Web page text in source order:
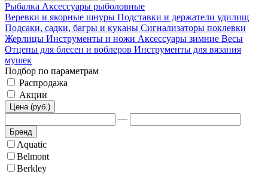
Рыбалка Аксессуары рыболовные
Веревки и якорные шнуры Подставки и держатели удилищ
Подсаки, садки, багры и куканы Сигнализаторы поклевки
Жерлицы Инструменты и ножи Аксессуары зимние Весы
Отцепы для блесен и воблеров Инструменты для вязания
мушек
Подбор по параметрам
Распродажа
Акции
Цена (руб.)
—
Бренд
Aquatic
Belmont
Berkley